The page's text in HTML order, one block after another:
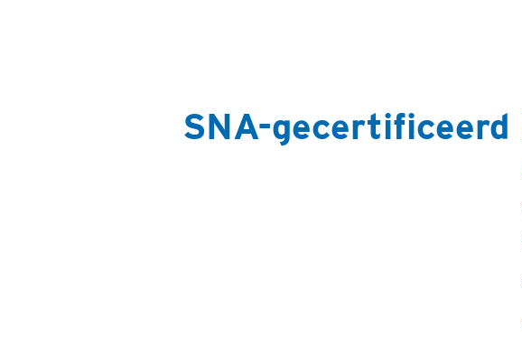
SNA-gecertificeerd